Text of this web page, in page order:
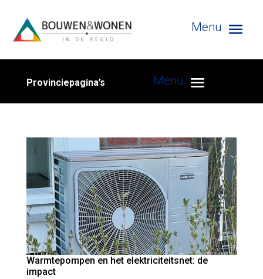
Provinciepagina’s
Warmtepompen en het elektriciteitsnet: de
impact